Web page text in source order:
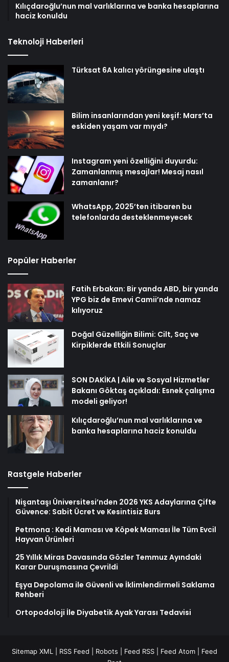
Kılıçdaroğlu’nun mal varlıklarına ve banka hesaplarına
haciz konuldu
Teknoloji Haberleri
Türksat 6A kalıcı yörüngesine ulaştı
Bilim insanlarından yeni keşif: Mars’ta
eskiden yaşam var mıydı?
Instagram yeni özelliğini duyurdu:
Zamanlanmış mesajlar! Mesaj nasıl
zamanlanır?
WhatsApp, 2025’ten itibaren bu
telefonlarda desteklenmeyecek
Popüler Haberler
Fatih Erbakan: Bir yanda ABD, bir yanda
YPG biz de Emevi Camii’nde namaz
kılıyoruz
Doğal Güzelliğin Bilimi: Cilt, Saç ve
Kirpiklerde Etkili Sonuçlar
SON DAKİKA | Aile ve Sosyal Hizmetler
Bakanı Göktaş açıkladı: Esnek çalışma
modeli geliyor!
Kılıçdaroğlu’nun mal varlıklarına ve
banka hesaplarına haciz konuldu
Rastgele Haberler
Nişantaşı Üniversitesi’nden 2026 YKS Adaylarına Çifte
Güvence: Sabit Ücret ve Kesintisiz Burs
Petmona : Kedi Maması ve Köpek Maması İle Tüm Evcil
Hayvan Ürünleri
25 Yıllık Miras Davasında Gözler Temmuz Ayındaki
Karar Duruşmasına Çevrildi
Eşya Depolama ile Güvenli ve İklimlendirmeli Saklama
Rehberi
Ortopodoloji İle Diyabetik Ayak Yarası Tedavisi
Sitemap XML RSS Feed Robots Feed RSS Feed Atom
Feed